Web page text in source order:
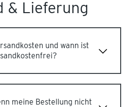
& Lieferung
und wann ist
meine Bestellung nicht